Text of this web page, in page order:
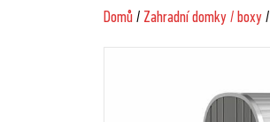
Domů/ Zahradní domky / boxy/